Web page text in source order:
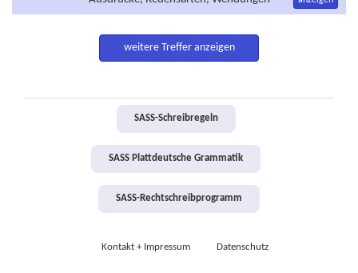
weitere Treffer anzeigen
SASS-Schreibregeln
SASS Plattdeutsche Grammatik
SASS-Rechtschreibprogramm
Kontakt + Impressum Datenschutz